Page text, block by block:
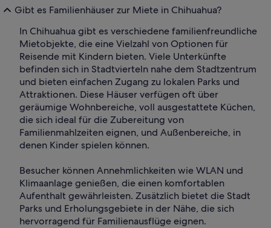
Gibt es Familienhäuser zur Miete in Chihuahua?
In Chihuahua gibt es verschiedene familienfreundliche
Mietobjekte, die eine Vielzahl von Optionen für
Reisende mit Kindern bieten. Viele Unterkünfte
befinden sich in Stadtvierteln nahe dem Stadtzentrum
und bieten einfachen Zugang zu lokalen Parks und
Attraktionen. Diese Häuser verfügen oft über
geräumige Wohnbereiche, voll ausgestattete Küchen,
die sich ideal für die Zubereitung von
Familienmahlzeiten eignen, und Außenbereiche, in
denen Kinder spielen können.
Besucher können Annehmlichkeiten wie WLAN und
Klimaanlage genießen, die einen komfortablen
Aufenthalt gewährleisten. Zusätzlich bietet die Stadt
Parks und Erholungsgebiete in der Nähe, die sich
hervorragend für Familienausflüge eignen.